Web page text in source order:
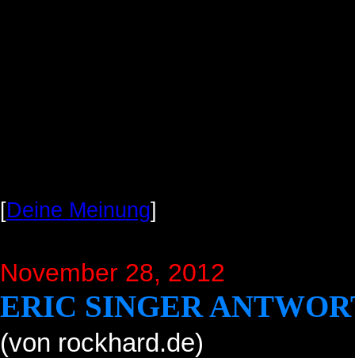
[Deine Meinung]
November 28, 2012
ERIC SINGER
(von rockhard.de)